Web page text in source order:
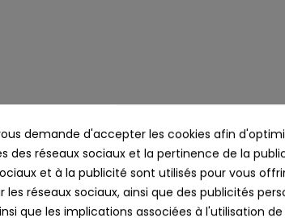
plus enveloppante et assure une protection
notamment d’eau.
luminosité.
/ VERT.
demande d'accepter les cookies afin
des réseaux sociaux et la pertinence de la
et à la publicité sont utilisés pour vous
les réseaux sociaux, ainsi que des publicités
que les implications associées à l'utilisation